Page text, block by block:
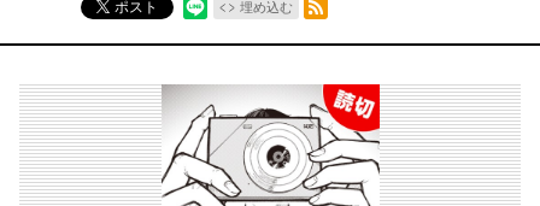
ポスト
埋め込む